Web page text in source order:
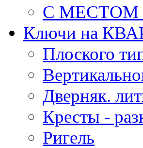
С МЕСТОМ
Ключи на
Плоского
Дверняк.
Кресты -
Ригель